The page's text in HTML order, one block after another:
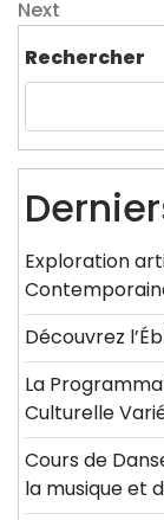
l’article
Next
Next
Rechercher
Exploration
Découvrez
La
Culturelle
Cours de
la musique et